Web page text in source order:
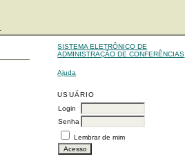
SISTEMA ELETRÔNICO DE
ADMINISTRAÇÃO DE CONFERÊNCIAS
Ajuda
USUÁRIO
Login
Senha
Lembrar de mim